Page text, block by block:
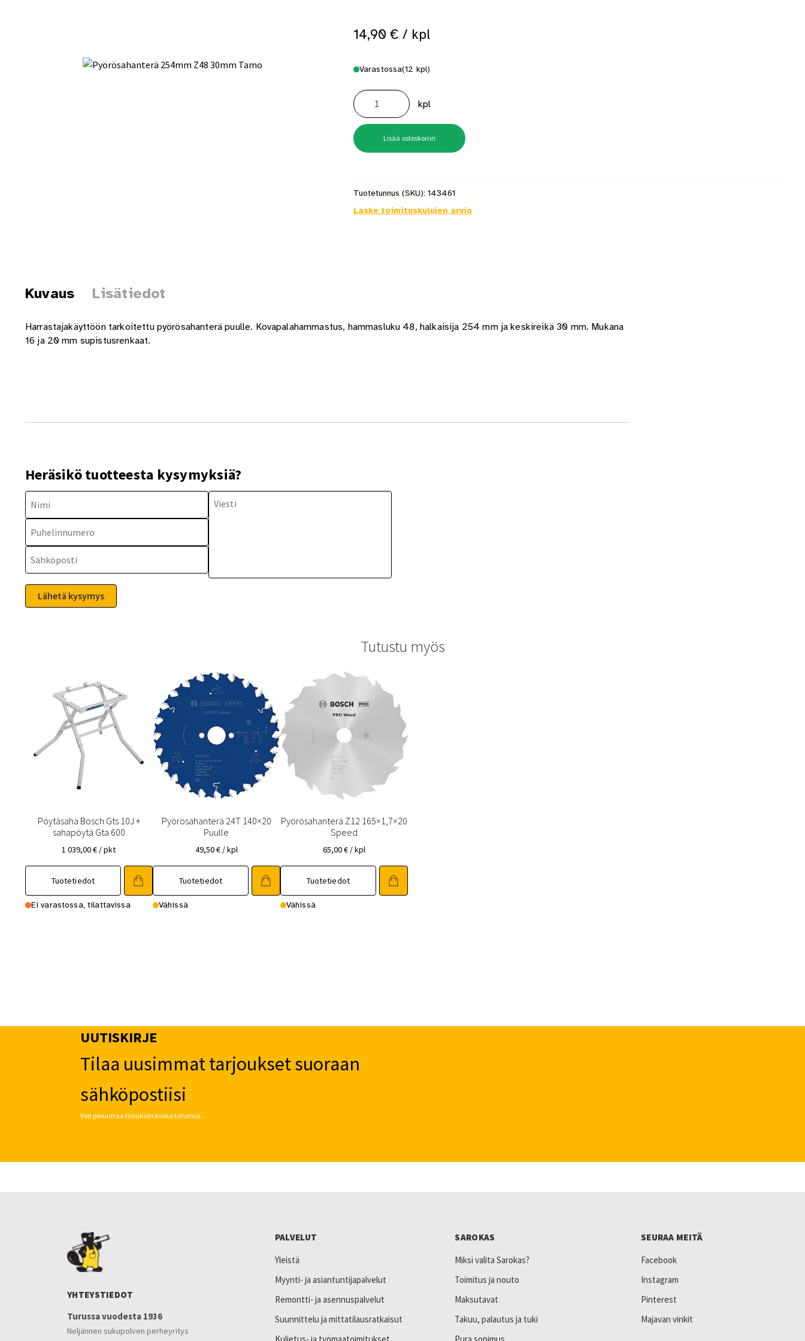
14,90 € / kpl
Varastossa(12 kpl)
Pyörösahanterä
254mm
Z48
30mm
Tamo
määrä
kpl
Lisää ostoskoriin
Tuotetunnus (SKU): 143461
Laske toimituskulujen arvio
Kuvaus Lisätiedot
Harrastajakäyttöön tarkoitettu pyörösahanterä puulle. Kovapalahammastus, hammasluku 48, halkaisija 254 mm ja keskireikä 30 mm. Mukana
16 ja 20 mm supistusrenkaat.
Heräsikö tuotteesta kysymyksiä?
Tutustu myös
Pöytäsaha Bosch Gts 10J +
sahapöytä Gta 600
1 039,00€ / pkt
Tuotetiedot
Ei varastossa, tilattavissa
Pyörösahanterä 24T 140×20
Puulle
49,50€ / kpl
Tuotetiedot
Vähissä
Pyörösahanterä Z12 165×1,7×20
Speed
65,00€ / kpl
Tuotetiedot
Vähissä
UUTISKIRJE
Tilaa uusimmat tarjoukset suoraan
sähköpostiisi
Voit peruuttaa tilauksen koska tahansa.
YHTEYSTIEDOT
Turussa vuodesta 1936
Neljännen sukupolven perheyritys
PALVELUT
Yleistä
Myynti- ja asiantuntijapalvelut
Remontti- ja asennuspalvelut
Suunnittelu ja mittatilausratkaisut
Kuljetus- ja työmaatoimitukset
SAROKAS
Miksi valita Sarokas?
Toimitus ja nouto
Maksutavat
Takuu, palautus ja tuki
Pura sopimus
SEURAA MEITÄ
Facebook
Instagram
Pinterest
Majavan vinkit